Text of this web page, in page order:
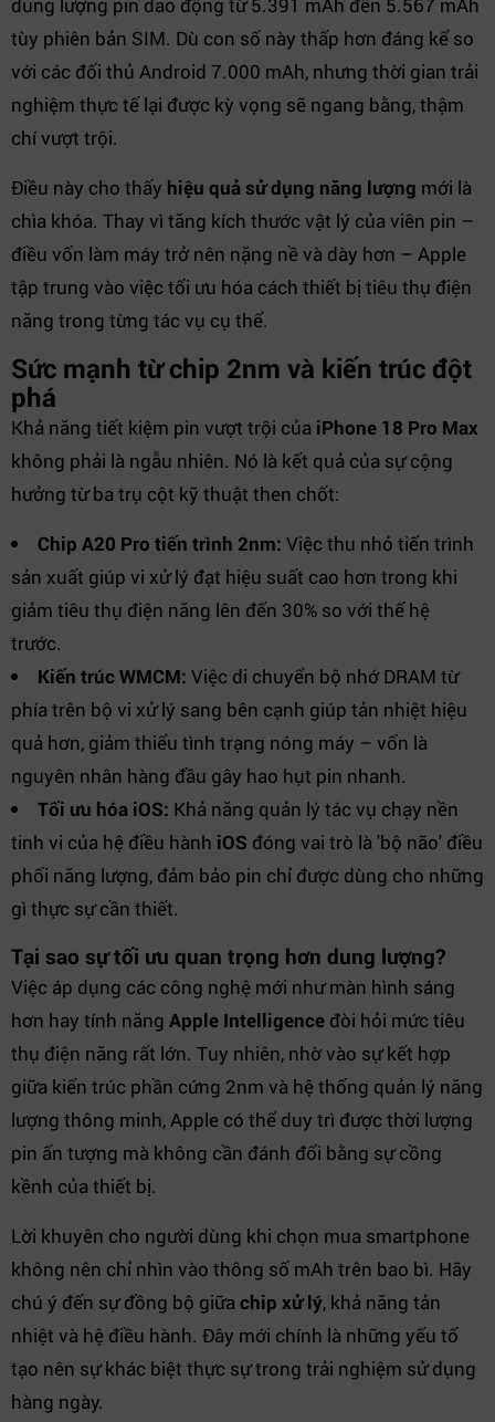
tùy phiên bản SIM. Dù con số này thấp hơn đáng kể so
với các đối thủ Android 7.000 mAh, nhưng thời gian trải
nghiệm thực tế lại được kỳ vọng sẽ ngang bằng, thậm
chí vượt trội.
Điều này cho thấy hiệu quả sử dụng năng lượng mới là
chìa khóa. Thay vì tăng kích thước vật lý của viên pin –
điều vốn làm máy trở nên nặng nề và dày hơn – Apple
tập trung vào việc tối ưu hóa cách thiết bị tiêu thụ điện
năng trong từng tác vụ cụ thể.
Sức mạnh từ chip 2nm và kiến trúc đột
phá
Khả năng tiết kiệm pin vượt trội của iPhone 18 Pro Max
không phải là ngẫu nhiên. Nó là kết quả của sự cộng
hưởng từ ba trụ cột kỹ thuật then chốt:
Chip A20 Pro tiến trình 2nm: Việc thu nhỏ tiến trình
sản xuất giúp vi xử lý đạt hiệu suất cao hơn trong khi
giảm tiêu thụ điện năng lên đến 30% so với thế hệ
trước.
Kiến trúc WMCM: Việc di chuyển bộ nhớ DRAM từ
phía trên bộ vi xử lý sang bên cạnh giúp tản nhiệt hiệu
quả hơn, giảm thiểu tình trạng nóng máy – vốn là
nguyên nhân hàng đầu gây hao hụt pin nhanh.
Tối ưu hóa iOS: Khả năng quản lý tác vụ chạy nền
tinh vi của hệ điều hành iOS đóng vai trò là 'bộ não' điều
phối năng lượng, đảm bảo pin chỉ được dùng cho những
gì thực sự cần thiết.
Tại sao sự tối ưu quan trọng hơn dung lượng?
Việc áp dụng các công nghệ mới như màn hình sáng
hơn hay tính năng Apple Intelligence đòi hỏi mức tiêu
thụ điện năng rất lớn. Tuy nhiên, nhờ vào sự kết hợp
giữa kiến trúc phần cứng 2nm và hệ thống quản lý năng
lượng thông minh, Apple có thể duy trì được thời lượng
pin ấn tượng mà không cần đánh đổi bằng sự cồng
kềnh của thiết bị.
Lời khuyên cho người dùng khi chọn mua smartphone
không nên chỉ nhìn vào thông số mAh trên bao bì. Hãy
chú ý đến sự đồng bộ giữa chip xử lý, khả năng tản
nhiệt và hệ điều hành. Đây mới chính là những yếu tố
tạo nên sự khác biệt thực sự trong trải nghiệm sử dụng
hàng ngày.